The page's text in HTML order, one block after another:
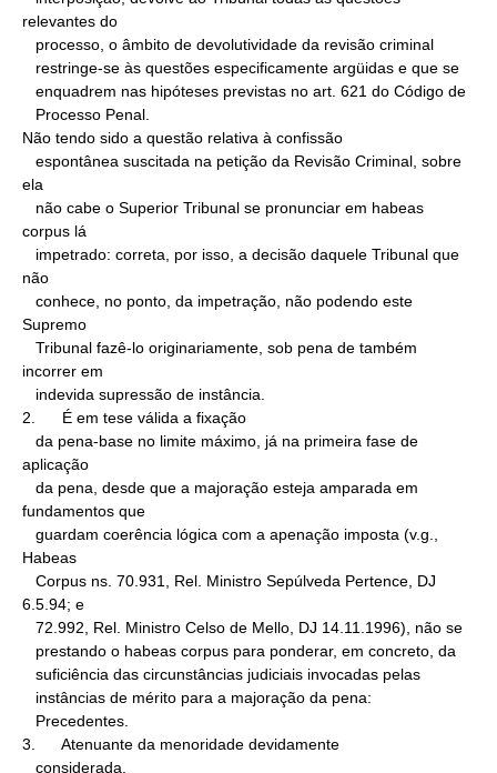
relevantes do
Não tendo sido a questão relativa à confissão
ela
corpus lá
não
Supremo
incorrer em
2.      É em tese válida a fixação
aplicação
fundamentos que
Habeas
6.5.94; e
3.      Atenuante da menoridade devidamente